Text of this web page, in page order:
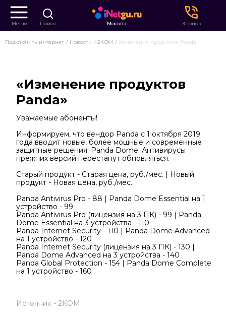
Меню Поиск Москва Звонок
Подключить интернет Новости 2КОМ Изменение продуктов Panda
«Изменение продуктов
Panda»
Уважаемые абоненты!
Информируем, что вендор Panda с 1 октября 2019
года вводит новые, более мощные и современные
защитные решения: Panda Dome. Антивирусы
прежних версий перестанут обновляться.
Старый продукт - Старая цена, руб./мес. | Новый
продукт - Новая цена, руб./мес.
Panda Antivirus Pro - 88 | Panda Dome Essential на 1
устройство - 99
Panda Antivirus Pro (лицензия на 3 ПК) - 99 | Panda
Dome Essential на 3 устройства - 110
Panda Internet Security - 110 | Panda Dome Advanced
на 1 устройство - 120
Panda Internet Security (лицензия на 3 ПК) - 130 |
Panda Dome Advanced на 3 устройства - 140
Panda Global Protection - 154 | Panda Dome Complete
на 1 устройство - 160
Источник - 2КОМ